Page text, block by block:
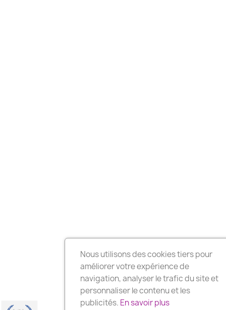
Nous utilisons des cookies tiers pour
améliorer votre expérience de
navigation, analyser le trafic du site et
personnaliser le contenu et les
publicités. En savoir plus